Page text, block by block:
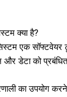
क्या है?
एक सॉफ्टवेयर
और डेटा को
का उपयोग